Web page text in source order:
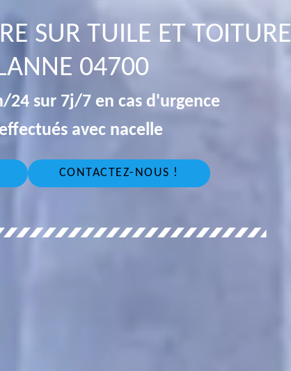
SUR TUILE ET TOITURE
04700
24 sur 7j/7 en cas d'urgence
avec nacelle
CONTACTEZ-NOUS !